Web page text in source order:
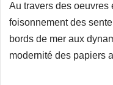
Au travers des oeuvres
foisonnement des
bords de mer aux
modernité des papiers